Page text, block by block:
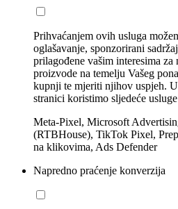
Prihvaćanjem ovih usluga
oglašavanje, sponzorirani
prilagođene vašim interesima
proizvode na temelju Vašeg
kupnji te mjeriti njihov uspjeh.
stranici koristimo sljedeće
Meta-Pixel, Microsoft
(RTBHouse), TikTok Pixel,
na klikovima, Ads Defender
Napredno praćenje konverzija